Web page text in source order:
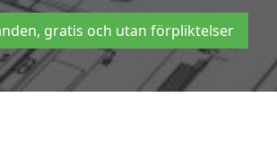
gratis och utan förpliktelser